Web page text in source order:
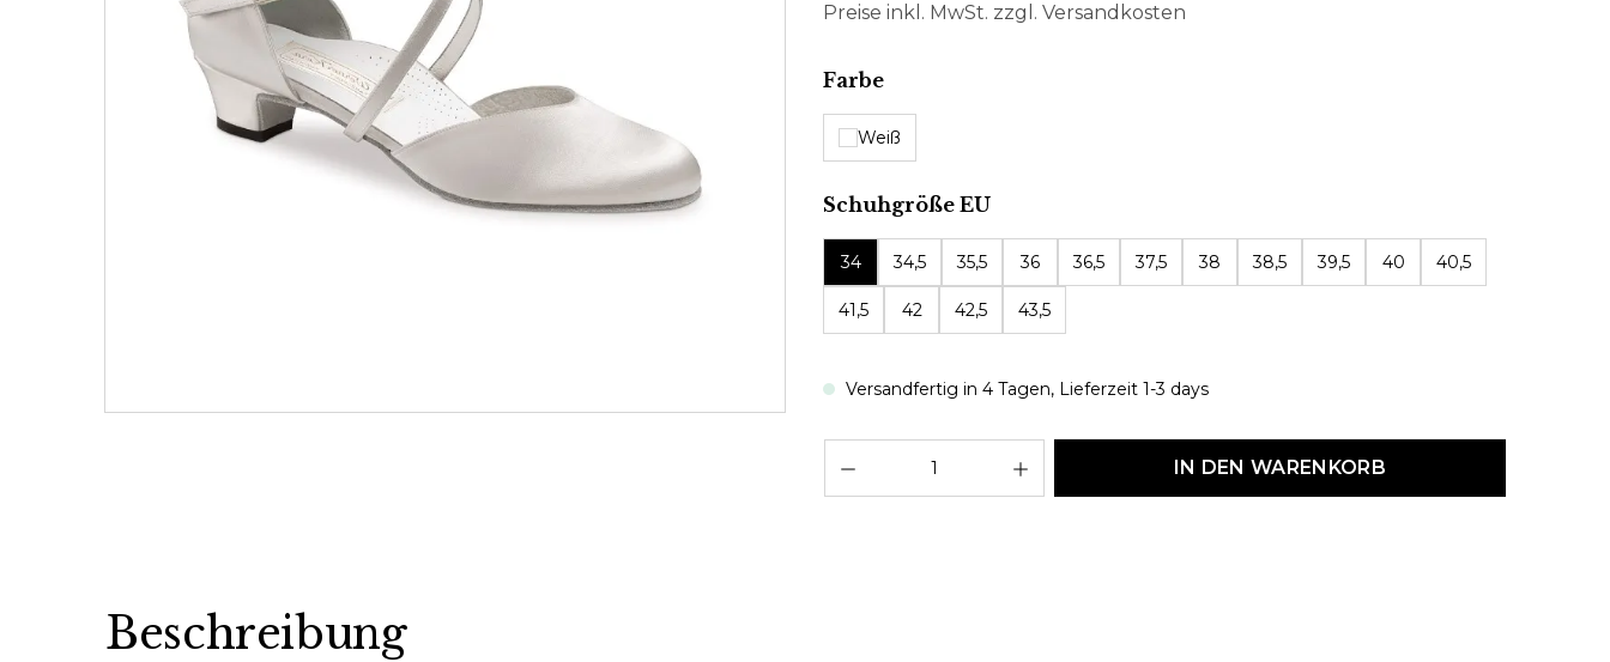
Preise inkl. MwSt. zzgl. Versandkosten
Farbeauswählen
Weiß
Schuhgröße EUauswählen
34 34,5 35,5 36 36,5 37,5 38 38,5 39,5 40 40,5
41,5 42 42,5 43,5
Versandfertig in 4 Tagen, Lieferzeit 1-3 days
IN DEN WARENKORB
Beschreibung